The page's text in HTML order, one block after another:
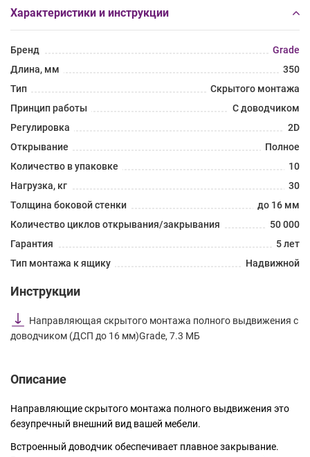
Характеристики и инструкции
Бренд
Grade
Длина, мм
350
Тип
Скрытого монтажа
Принцип работы
С доводчиком
Регулировка
2D
Открывание
Полное
Количество в упаковке
10
Нагрузка, кг
30
Толщина боковой стенки
до 16 мм
Количество циклов открывания/закрывания
50 000
Гарантия
5 лет
Тип монтажа к ящику
Надвижной
Инструкции
Направляющая скрытого монтажа полного выдвижения с
доводчиком (ДСП до 16 мм)Grade, 7.3 МБ
Описание
Направляющие скрытого монтажа полного выдвижения это
безупречный внешний вид вашей мебели.
Встроенный доводчик обеспечивает плавное закрывание.